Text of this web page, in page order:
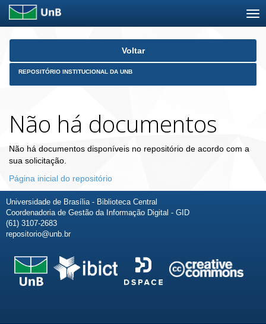
Skip
Voltar
REPOSITÓRIO INSTITUCIONAL DA UNB
Não há documentos
Não há documentos disponíveis no repositório de acordo com a
sua solicitação.
Página inicial do repositório
Universidade de Brasília - Biblioteca Central
Coordenadoria de Gestão da Informação Digital - GID
(61) 3107-2683
repositorio@unb.br